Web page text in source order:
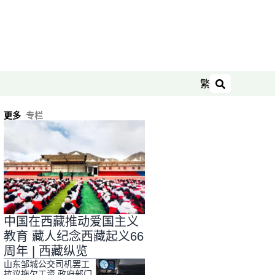
繁
搜索
更多 专栏
中国在西藏推动爱国主义
教育 藏人纪念西藏起义66
周年 | 西藏纵览
山东邹城公交司机罢工